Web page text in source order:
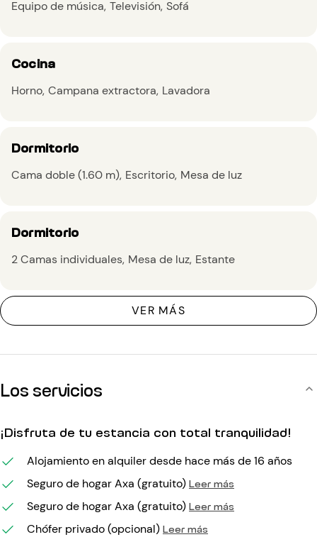
Equipo de música Televisión Sofá
Cocina
Horno Campana extractora Lavadora
Dormitorio
Cama doble (1.60 m) Escritorio Mesa de luz
Dormitorio
2 Camas individuales Mesa de luz Estante
VER MÁS
Los servicios
¡Disfruta de tu estancia con total tranquilidad!
Alojamiento en alquiler desde hace más de 16 años
Seguro de hogar Axa (gratuito) Leer más
Seguro de hogar Axa (gratuito) Leer más
Chófer privado (opcional) Leer más